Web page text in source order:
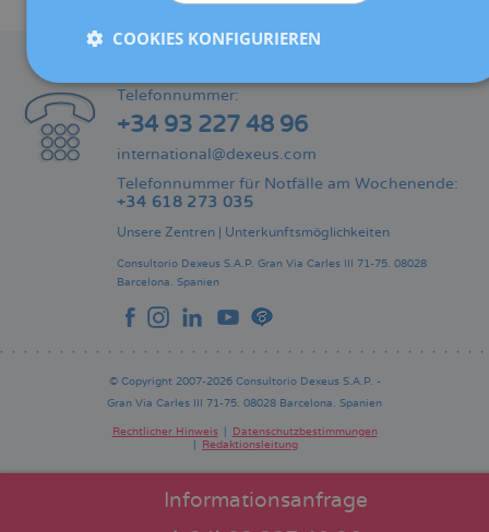
Informationsanfrage
Telefonnummer:
+34 93 227 48 96
international@dexeus.com
Telefonnummer für Notfälle am Wochenende:
+34 618 273 035
Unsere Zentren | Unterkunftsmöglichkeiten
Consultorio Dexeus S.A.P. Gran Via Carles III 71-75. 08028
Barcelona. Spanien
© Copyright 2007-2026 Consultorio Dexeus S.A.P. -
Gran Via Carles III 71-75. 08028 Barcelona. Spanien
de
Rechtlicher Hinweis
Datenschutzbestimmungen
Redaktionsleitung
COOKIES KONFIGURIEREN